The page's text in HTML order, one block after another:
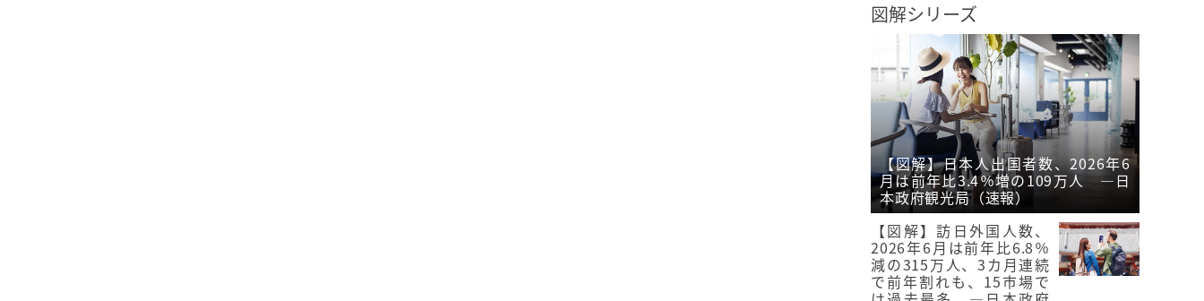
図解シリーズ
【図解】日本人出国者数、2026年6
月は前年比3.4％増の109万人 ―日
本政府観光局（速報）
【図解】訪日外国人数、
2026年6月は前年比6.8％
減の315万人、3カ月連続
で前年割れも、15市場で